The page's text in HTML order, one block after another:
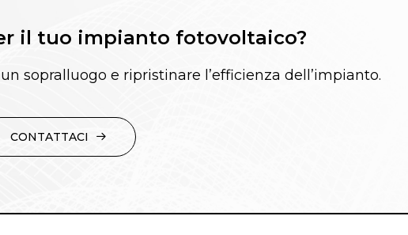
il tuo impianto fotovoltaico?
sopralluogo e ripristinare l’efficienza dell’impianto.
CONTATTACI